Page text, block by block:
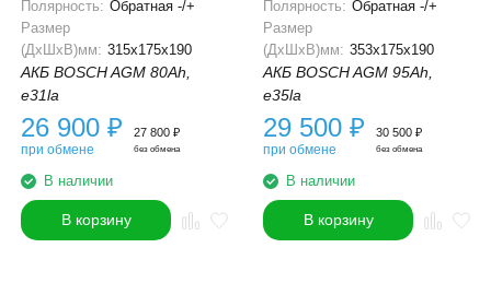
Полярность: Обратная -/+
Размер
(ДхШхВ)мм: 315x175x190
АКБ BOSCH AGM 80Ah,
e31la
26 900 ₽
при обмене
27 800 ₽
без обмена
В наличии
В корзину
Полярность: Обратная -/+
Размер
(ДхШхВ)мм: 353x175x190
АКБ BOSCH AGM 95Ah,
e35la
29 500 ₽
при обмене
30 500 ₽
без обмена
В наличии
В корзину